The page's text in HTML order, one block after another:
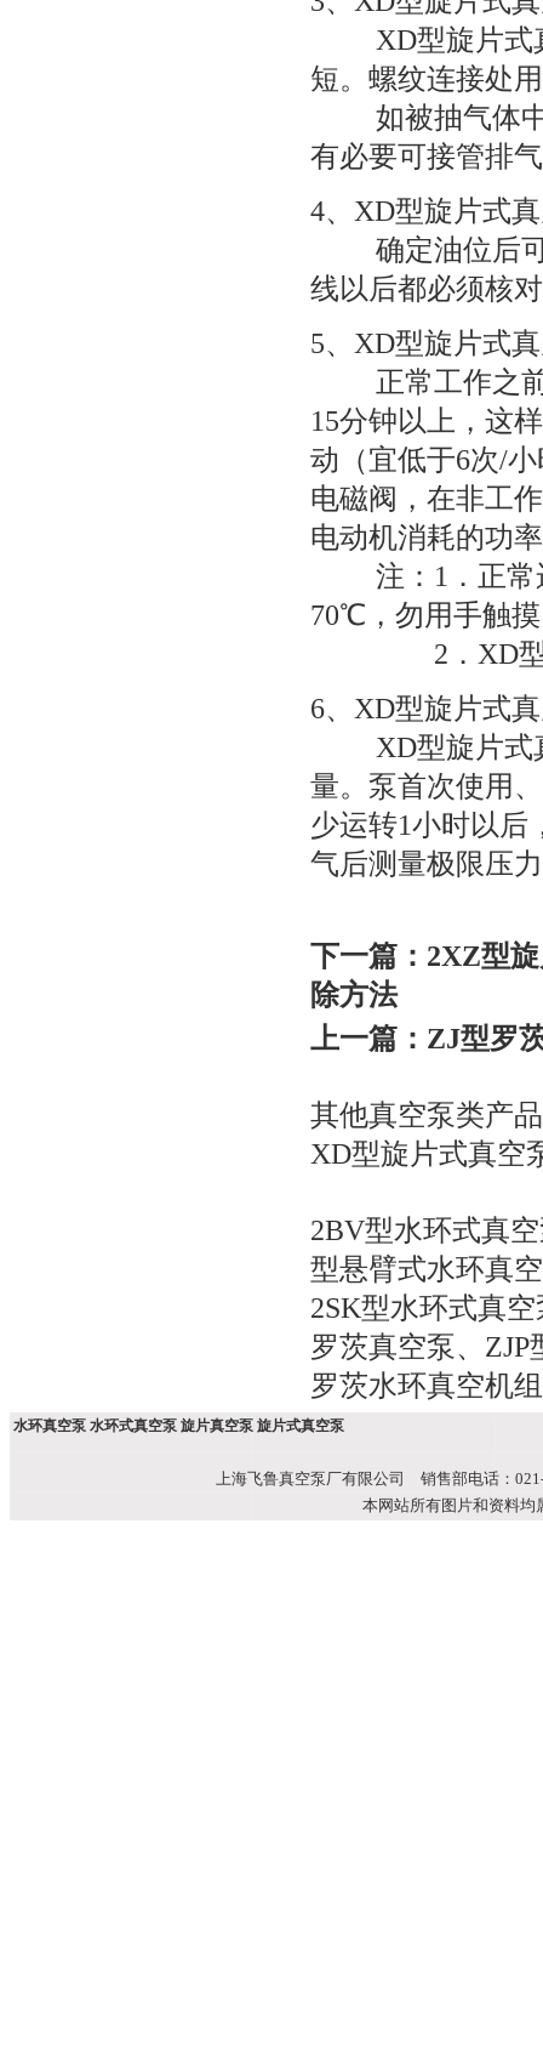
XD型旋片式
短。螺纹连接处
如被抽气体中
有必要可接管排
4、 XD型旋片式
确定油位后可
线以后都必须核
5、 XD型旋片式
正常工作之前
15分钟以上，这
动（宜低于6次/
电磁阀，在非工
电动机消耗的功
注：1．正常运
70℃，勿用手触
2． XD
6、 XD型旋片式
XD型旋片式
量。泵首次使用
少运转1小时以后
气后测量极限压
下一篇： 2XZ型
除方法
上一篇： ZJ型罗
其他真空泵类产
XD型旋片式真空
2BV型水环式真
型悬臂式水环真
2SK型水环式真空
罗茨真空泵、 ZJP
罗茨水环真空机组
水环真空泵 水环式真空泵 旋片真空泵 旋片式真空泵
上海飞鲁真空泵厂有限公司 销售部电话：
本网站所有图片和资料均